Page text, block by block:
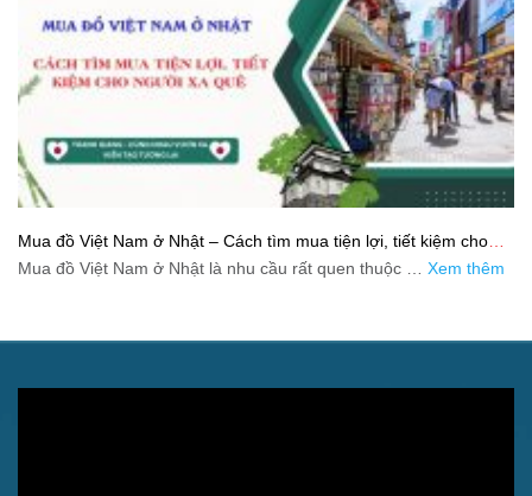
Mua đồ Việt Nam ở Nhật – Cách tìm mua tiện lợi, tiết kiệm cho
người xa quê
Mua đồ Việt Nam ở Nhật là nhu cầu rất quen thuộc … Xem thêm